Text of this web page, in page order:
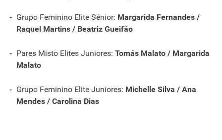
Grupo Feminino Elite Sénior: Margarida Fernandes /
Raquel Martins / Beatriz Gueifão
Pares Misto Elites Juniores: Tomás Malato / Margarida
Malato
Grupo Feminino Elite Juniores: Michelle Silva / Ana
Mendes / Carolina Dias